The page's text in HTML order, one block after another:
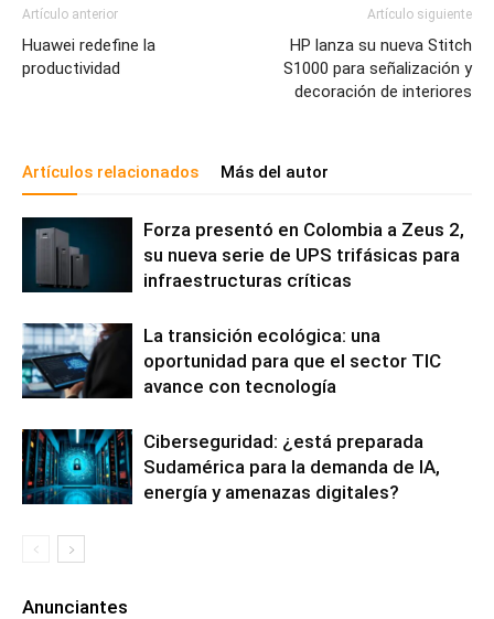
Artículo anterior
Huawei redefine la
productividad
Artículo siguiente
HP lanza su nueva Stitch
S1000 para señalización y
decoración de interiores
Artículos relacionados Más del autor
Forza presentó en Colombia a Zeus 2,
su nueva serie de UPS trifásicas para
infraestructuras críticas
La transición ecológica: una
oportunidad para que el sector TIC
avance con tecnología
Ciberseguridad: ¿está preparada
Sudamérica para la demanda de IA,
energía y amenazas digitales?
Anunciantes